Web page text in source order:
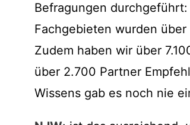
Befragungen
Fachgebieten wurden
Zudem haben wir über
über 2.700 Partner
Wissens gab es noch nie